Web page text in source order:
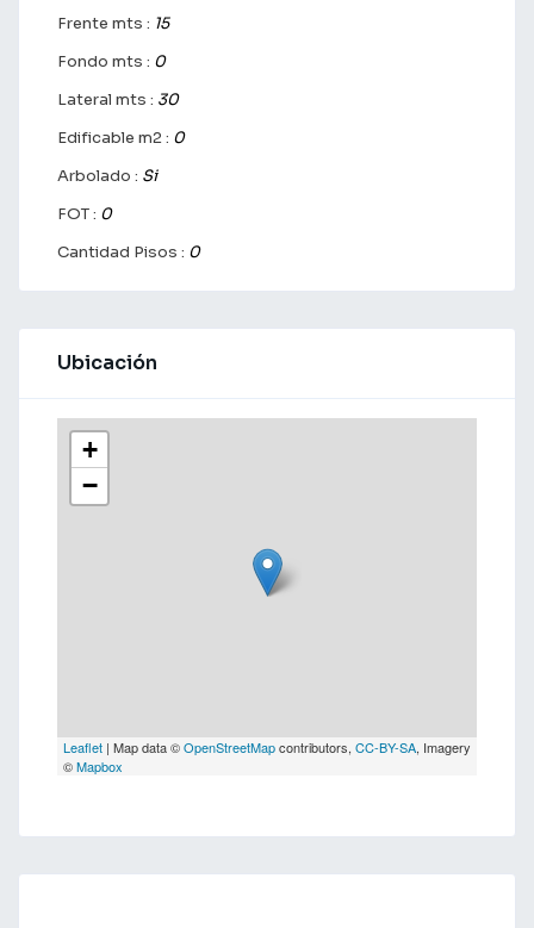
Frente mts : 15
Fondo mts : 0
Lateral mts : 30
Edificable m2 : 0
Arbolado : Si
FOT : 0
Cantidad Pisos : 0
Ubicación
+
−
Leaflet | Map data ©OpenStreetMapcontributors, CC-BY-SA, Imagery
©Mapbox